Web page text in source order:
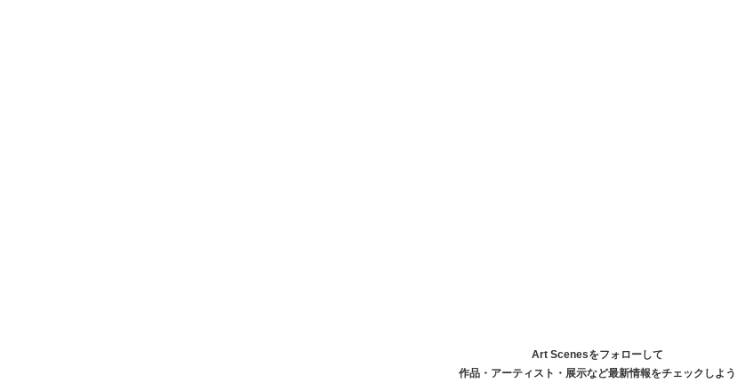
Art Scenesをフォローして
作品・アーティスト・展示など最新情報をチェックしよう